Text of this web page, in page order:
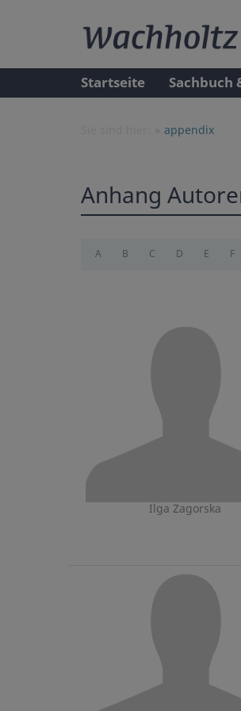
Startseite
appendix
Anhang
A B C D E F
Ilga Zagorska